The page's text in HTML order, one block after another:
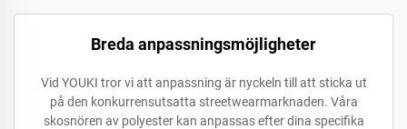
Breda anpassningsmöjligheter
Vid YOUKI tror vi att anpassning är nyckeln till att sticka ut
på den konkurrensutsatta streetwearmarknaden. Våra
skosnören av polyester kan anpassas efter dina specifika